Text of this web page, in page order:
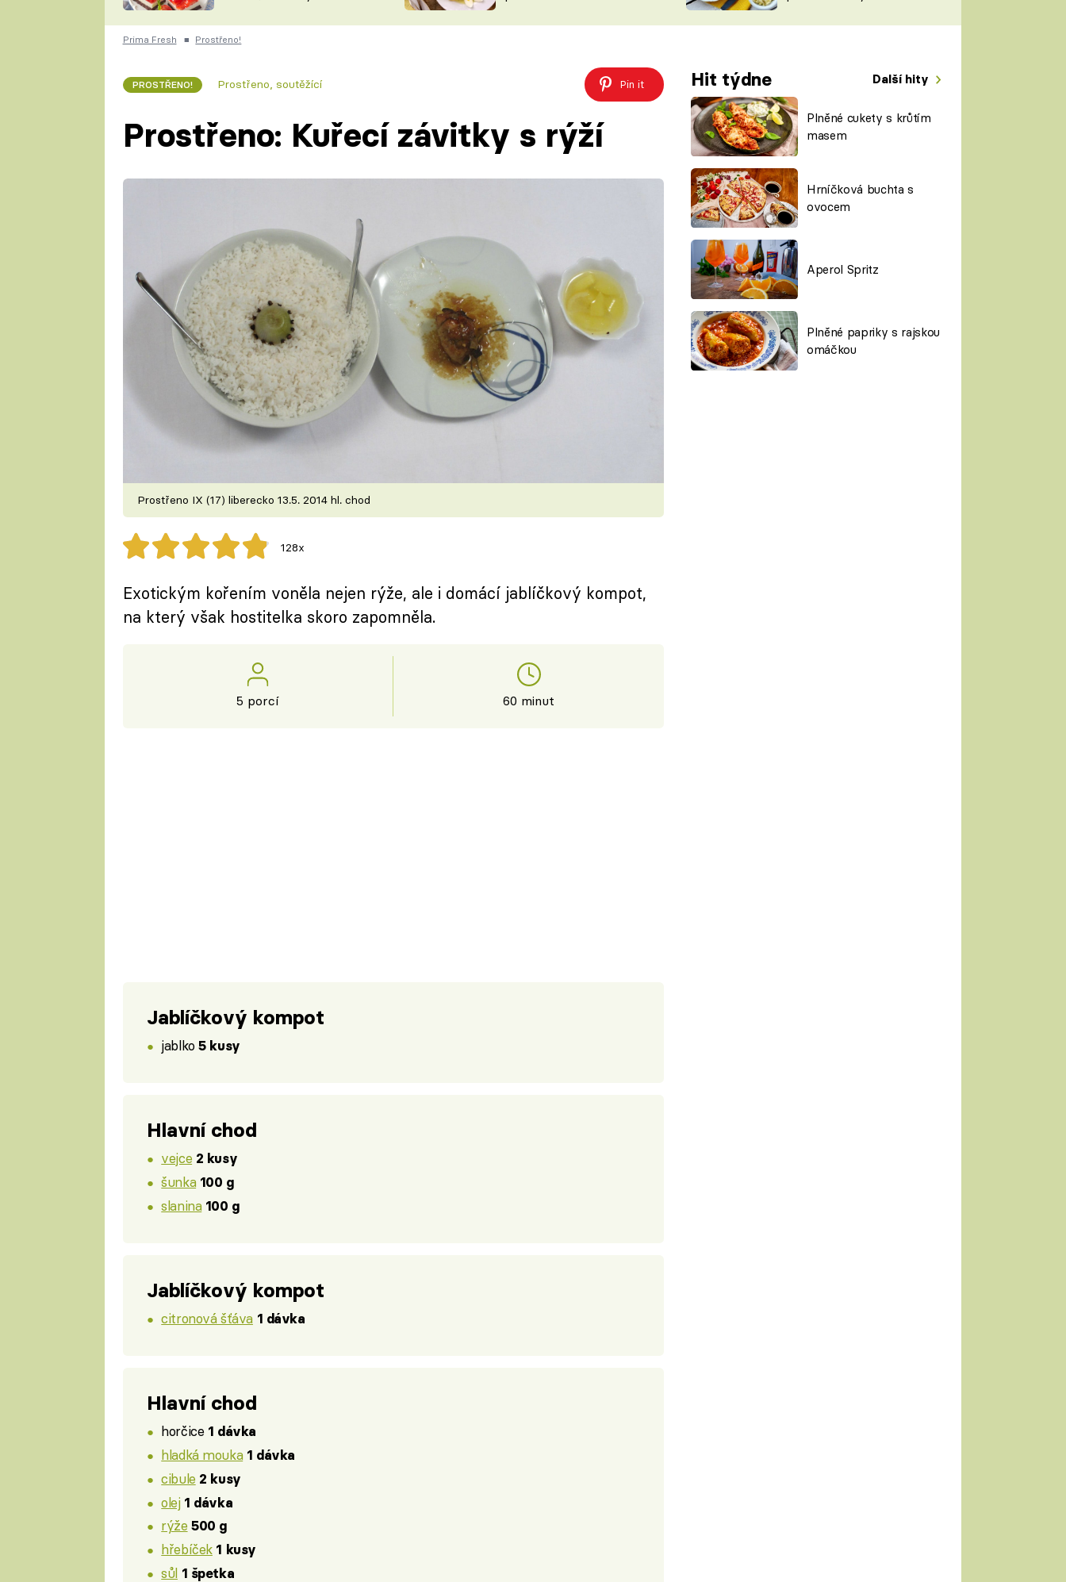
ČESKO NA TALÍŘI
KUCHAŘKA
VYCHYTÁVKY
ŠÉFREDAKTORKY
ČASOPIS
Prima Fresh ■ Prostřeno!
PROSTŘENO! Prostřeno, soutěžící Pin it Hit týdne Další hity
Plněné cukety s krůtím
masem
Hrníčková buchta s
ovocem
Aperol Spritz
Plněné papriky s rajskou
omáčkou
Prostřeno: Kuřecí závitky s rýží
Prostřeno IX (17) liberecko 13.5. 2014 hl. chod
128x
Exotickým kořením voněla nejen rýže, ale i domácí jablíčkový kompot,
na který však hostitelka skoro zapomněla.
5 porcí 60 minut
Jablíčkový kompot
jablko5 kusy
Hlavní chod
vejce 2 kusy
šunka 100 g
slanina 100 g
Jablíčkový kompot
citronová šťáva 1 dávka
Hlavní chod
horčice 1 dávka
hladká mouka 1 dávka
cibule 2 kusy
olej 1 dávka
rýže 500 g
hřebíček 1 kusy
sůl 1 špetka